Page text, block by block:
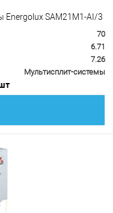
Energolux SAM21M1-AI/3
70
6.71
7.26
Мультисплит-системы